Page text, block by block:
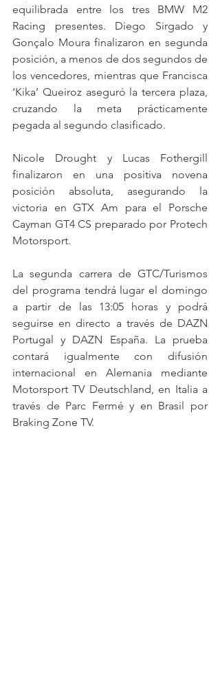
equilibrada entre los tres BMW M2
Racing presentes. Diego Sirgado y
Gonçalo Moura finalizaron en segunda
posición, a menos de dos segundos de
los vencedores, mientras que Francisca
‘Kika’ Queiroz aseguró la tercera plaza,
cruzando la meta prácticamente
pegada al segundo clasificado.
Nicole Drought y Lucas Fothergill
finalizaron en una positiva novena
posición absoluta, asegurando la
victoria en GTX Am para el Porsche
Cayman GT4 CS preparado por Protech
Motorsport.
La segunda carrera de GTC/Turismos
del programa tendrá lugar el domingo
a partir de las 13:05 horas y podrá
seguirse en directo a través de DAZN
Portugal y DAZN España. La prueba
contará igualmente con difusión
internacional en Alemania mediante
Motorsport TV Deutschland, en Italia a
través de Parc Fermé y en Brasil por
Braking Zone TV.